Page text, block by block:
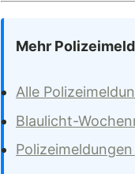
Mehr
Alle
Blaulicht-